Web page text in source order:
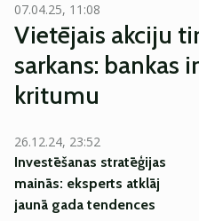
07.04.25, 11:08
Vietējais akciju
sarkans: bankas
kritumu
26.12.24, 23:52
Investēšanas stratēģijas
mainās: eksperts atklāj
jaunā gada tendences